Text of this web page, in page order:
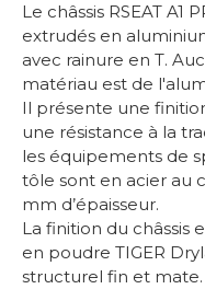
Le châssis RSEAT A1
extrudés en
avec rainure en T.
matériau est de
Il présente une
une résistance à la
les équipements de
tôle sont en acier au
mm d’épaisseur.
La finition du châssis
en poudre TIGER
structurel fin et mate.